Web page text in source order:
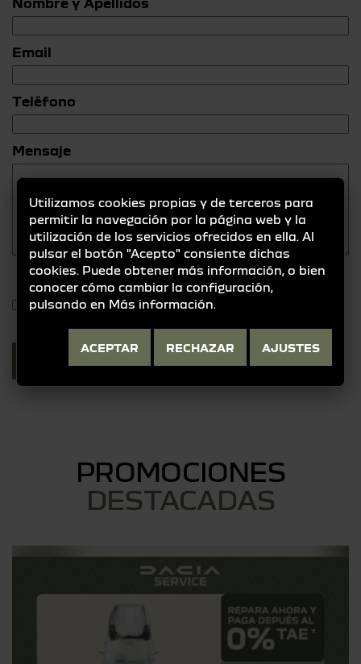
Email
Teléfono
Mensaje
He leído y acepto laPolítica de Privacidad
PROMOCIONES
DESTACADAS
Utilizamos cookies propias y de terceros para
permitir la navegación por la página web y la
utilización de los servicios ofrecidos en ella. Al
pulsar el botón "Acepto" consiente dichas
cookies. Puede obtener más información, o bien
conocer cómo cambiar la configuración,
pulsando en Más información
ACEPTAR RECHAZAR AJUSTES